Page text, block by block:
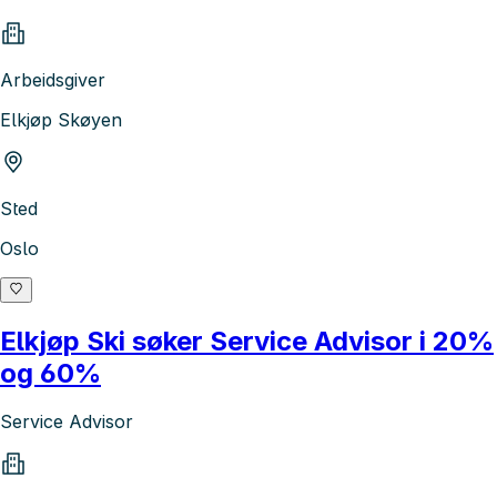
Arbeidsgiver
Elkjøp Skøyen
Sted
Oslo
Elkjøp Ski søker Service Advisor i 20%
og 60%
Service Advisor